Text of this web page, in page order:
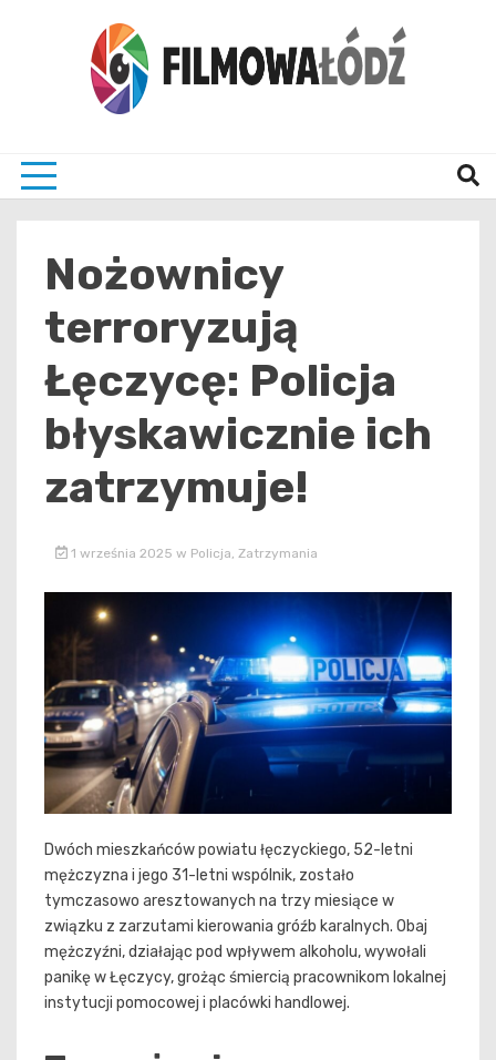
Nożownicy
terroryzują
Łęczycę: Policja
błyskawicznie ich
zatrzymuje!
1 września 2025 w Policja Zatrzymania
Dwóch mieszkańców powiatu łęczyckiego, 52-letni
mężczyzna i jego 31-letni wspólnik, zostało
tymczasowo aresztowanych na trzy miesiące w
związku z zarzutami kierowania gróźb karalnych. Obaj
mężczyźni, działając pod wpływem alkoholu, wywołali
panikę w Łęczycy, grożąc śmiercią pracownikom lokalnej
instytucji pomocowej i placówki handlowej.